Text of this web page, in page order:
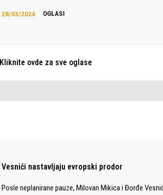
28/03/2024 OGLASI
Kliknite ovde za sve oglase
Vesnići nastavljaju evropski prodor
Posle neplanirane pauze, Milovan Mikica i Đorđe